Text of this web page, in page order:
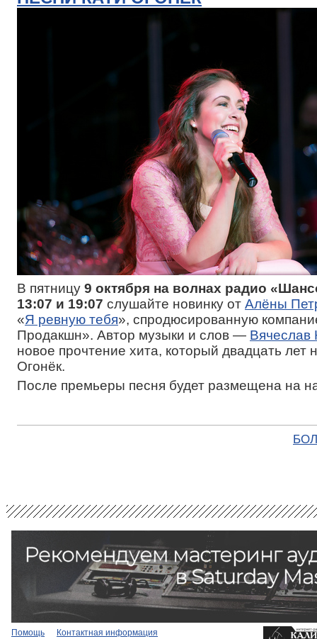
В пятницу 9 октября на волнах радио
13:07 и 19:07 слушайте новинку от Алёны
«Я ревную тебя», спродюсированную
Продакшн». Автор музыки и слов — Вячеслав
новое прочтение хита, который двадцать лет
Огонёк.
После премьеры песня будет размещена на
Помощь Контактная информация